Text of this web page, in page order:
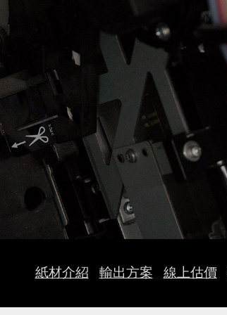
to main content
紙材介紹 輸出方案 線上估價